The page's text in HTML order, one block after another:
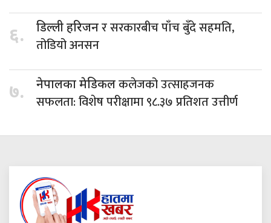
६. डिल्ली हरिजनर सरकारबीच पाँच बुँदे सहमति,
तोडियो अनसन
७. नेपालका मेडिकलकलेजको उत्साहजनक
सफलता: विशेष परीक्षामा ९८.३७ प्रतिशत उत्तीर्ण